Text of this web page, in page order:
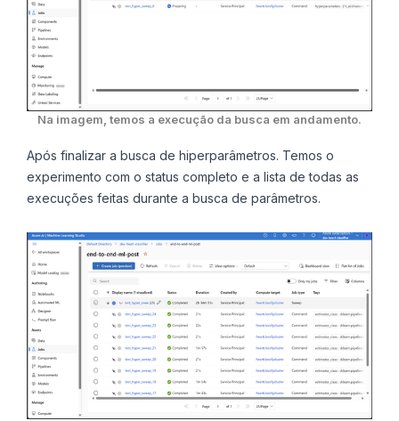
Na imagem, temos a execução da busca em andamento.
Após finalizar a busca de hiperparâmetros. Temos o
experimento com o status completo e a lista de todas as
execuções feitas durante a busca de parâmetros.